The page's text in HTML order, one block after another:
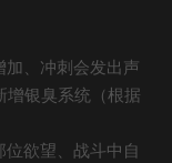
、冲刺会发出声
增银臭系统（根据
欲望、战斗中自